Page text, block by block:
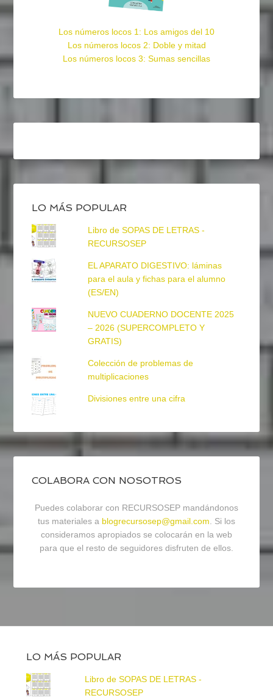
Los números locos 1: Los amigos del 10
Los números locos 2: Doble y mitad
Los números locos 3: Sumas sencillas
LO MÁS POPULAR
Libro de SOPAS DE LETRAS -
RECURSOSEP
EL APARATO DIGESTIVO: láminas
para el aula y fichas para el alumno
(ES/EN)
NUEVO CUADERNO DOCENTE 2025
– 2026 (SUPERCOMPLETO Y
GRATIS)
Colección de problemas de
multiplicaciones
Divisiones entre una cifra
COLABORA CON NOSOTROS
Puedes colaborar con RECURSOSEP mandándonos
tus materiales a blogrecursosep@gmail.com. Si los
consideramos apropiados se colocarán en la web
para que el resto de seguidores disfruten de ellos.
LO MÁS POPULAR
Libro de SOPAS DE LETRAS -
RECURSOSEP